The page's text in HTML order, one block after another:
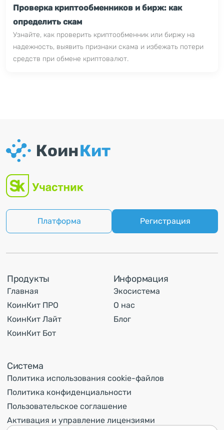
Проверка криптообменников и бирж: как
определить скам
Узнайте, как проверить криптообменник или биржу на
надежность, выявить признаки скама и избежать потери
средств при обмене криптовалют.
Платформа Регистрация
Продукты
Главная
КоинКит ПРО
КоинКит Лайт
КоинКит Бот
Информация
Экосистема
О нас
Блог
Система
Политика использования cookie-файлов
Политика конфиденциальности
Пользовательское соглашение
Активация и управление лицензиями